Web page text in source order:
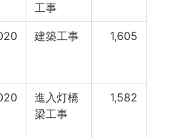
工事
建築工事 1,605
進入灯橋
梁工事
1,582